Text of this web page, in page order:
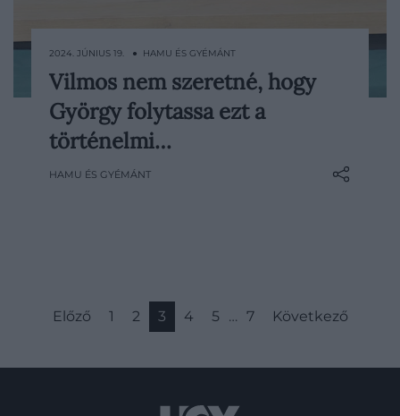
Vilmos herceg nem feltétlenül szeretné,
ha legidősebb fia, a 10 éves György herceg
az ő nyomdokaiba lépne, amikor felnő.
2024. JÚNIUS 19. ● HAMU ÉS GYÉMÁNT
Vilmos nem szeretné, hogy
György folytassa ezt a
történelmi…
HAMU ÉS GYÉMÁNT
Előző 1 2 3 4 5 … 7 Következő